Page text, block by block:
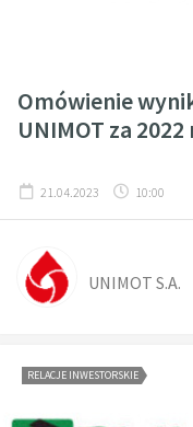
Omówienie
UNIMOT za 2022
21.04.2023 10:00
UNIMOT S.A.
RELACJE INWESTORSKIE